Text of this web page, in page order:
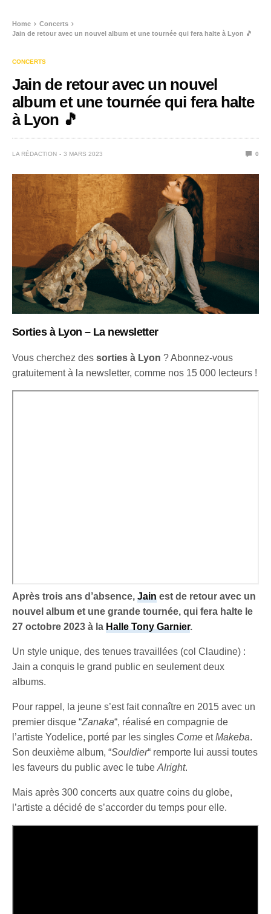
Home
Concerts
Jain de retour avec un nouvel album et une tournée qui fera halte à Lyon 🎵
CONCERTS
Jain de retour avec un nouvel
album et une tournée qui fera halte
à Lyon 🎵
LA RÉDACTION 3 MARS 2023 0
Sorties à Lyon – La newsletter
Vous cherchez dessorties à Lyon ? Abonnez-vous
gratuitement à la newsletter, comme nos 15 000 lecteurs !
Après trois ans d’absence,Jain est de retour avec un
nouvel album et une grande tournée, qui fera halte le
27 octobre 2023 à laHalle Tony Garnier.
Un style unique, des tenues travaillées (col Claudine) :
Jain a conquis le grand public en seulement deux
albums.
Pour rappel, la jeune s’est fait connaître en 2015 avec un
premier disque “Zanaka“, réalisé en compagnie de
l’artiste Yodelice, porté par les singles Come etMakeba.
Son deuxième album, “Souldier“ remporte lui aussi toutes
les faveurs du public avec le tubeAlright.
Mais après 300 concerts aux quatre coins du globe,
l’artiste a décidé de s’accorder du temps pour elle.